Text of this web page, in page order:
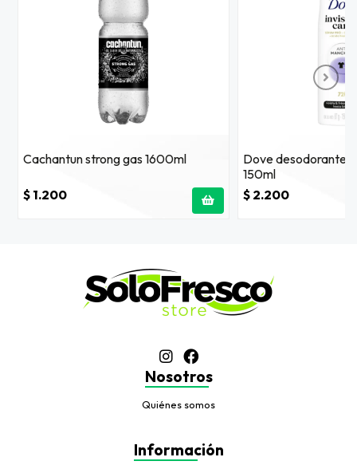
Cachantun strong gas 1600ml
$ 1.200
Dove desodorante
150ml
$ 2.200
Nosotros
Quiénes somos
Información